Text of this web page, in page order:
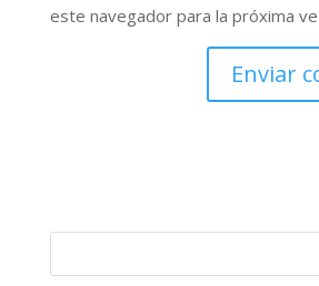
este navegador para la próxima